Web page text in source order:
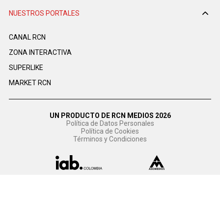
NUESTROS PORTALES
CANAL RCN
ZONA INTERACTIVA
SUPERLIKE
MARKET RCN
UN PRODUCTO DE RCN MEDIOS 2026
Política de Datos Personales
Política de Cookies
Términos y Condiciones